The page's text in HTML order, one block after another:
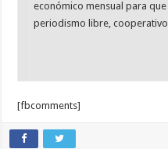
económico mensual para
periodismo libre,
[fbcomments]